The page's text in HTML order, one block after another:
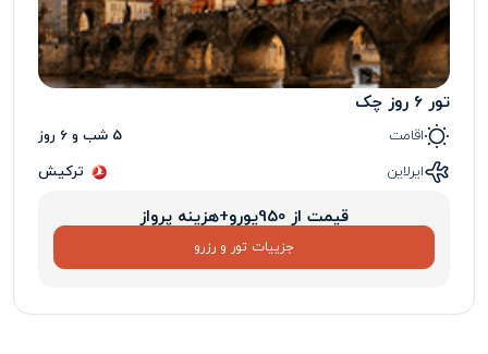
تور 6 روز چک
اقامت
5 شب و 6 روز
ایرلاین
ترکیش
قیمت از 950یورو+هزینه پرواز
جزییات تور و رزرو